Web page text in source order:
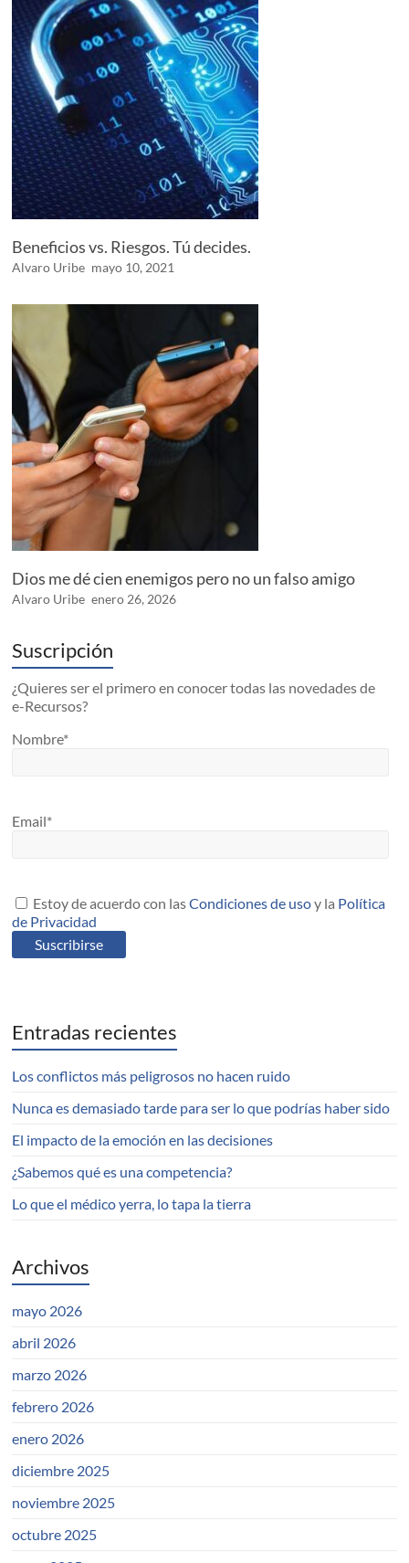
Beneficios vs. Riesgos. Tú decides.
Alvaro Uribe mayo 10, 2021
Dios me dé cien enemigos pero no un falso amigo
Alvaro Uribe enero 26, 2026
Suscripción
¿Quieres ser el primero en conocer todas las novedades de
e-Recursos?
Nombre*
Email*
Estoy de acuerdo con lasCondiciones de usoy la Política
de Privacidad
Entradas recientes
Los conflictos más peligrosos no hacen ruido
Nunca es demasiado tarde para ser lo que podrías haber sido
El impacto de la emoción en las decisiones
¿Sabemos qué es una competencia?
Lo que el médico yerra, lo tapa la tierra
Archivos
mayo 2026
abril 2026
marzo 2026
febrero 2026
enero 2026
diciembre 2025
noviembre 2025
octubre 2025